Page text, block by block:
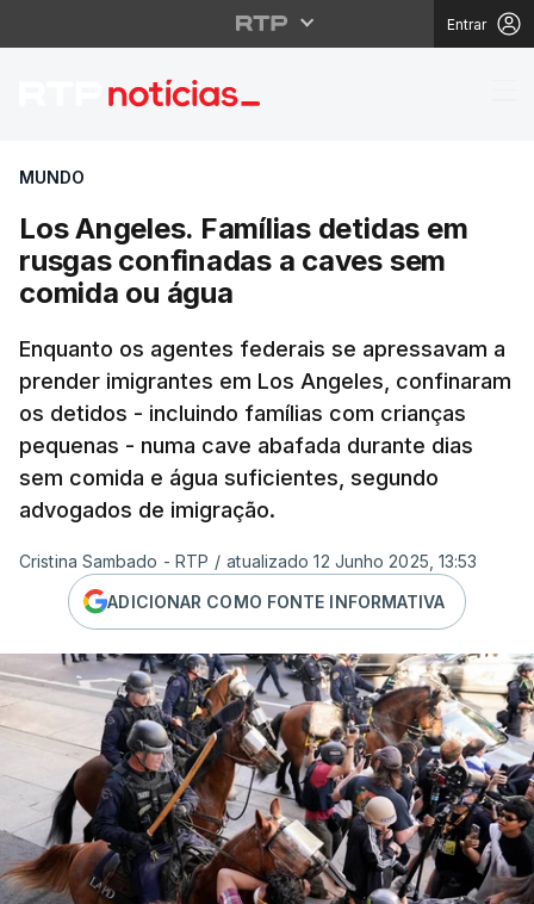
Entrar
Los Angeles.
MUNDO
Los Angeles. Famílias detidas em
rusgas confinadas a caves sem
comida ou água
Enquanto os agentes federais se apressavam a
prender imigrantes em Los Angeles, confinaram
os detidos - incluindo famílias com crianças
pequenas - numa cave abafada durante dias
sem comida e água suficientes, segundo
advogados de imigração.
Cristina Sambado - RTP / atualizado 12 Junho 2025, 13:53
ADICIONAR COMO FONTE INFORMATIVA